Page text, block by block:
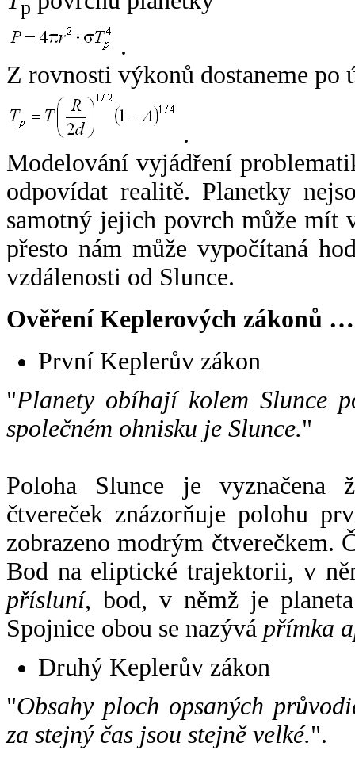
p
.
Z rovnosti výkonů dostaneme po
.
Modelování vyjádření
odpovídat realitě. Planetky
samotný jejich povrch může mít
přesto nám může vypočítaná
vzdálenosti od Slunce.
Ověření Keplerových zákonů …
První Keplerův zákon
"Planety obíhají kolem Slunce
společném ohnisku je Slunce."
Poloha Slunce je vyznačena
čtvereček znázorňuje polohu
zobrazeno modrým čtverečkem.
Bod na eliptické trajektorii, v
přísluní, bod, v němž je
Spojnice obou se nazývá přímka
Druhý Keplerův zákon
"Obsahy ploch opsaných
za stejný čas jsou stejně velké.".